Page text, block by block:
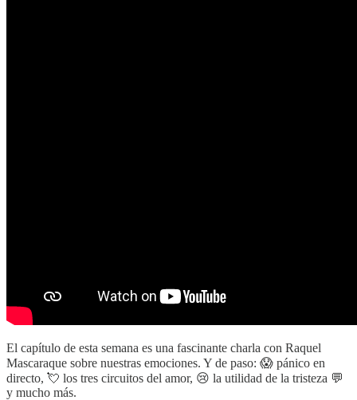
El capítulo de esta semana es una fascinante charla con Raquel
Mascaraque sobre nuestras emociones. Y de paso: 😱 pánico en
directo, 💘 los tres circuitos del amor, 😢 la utilidad de la tristeza 💬
y mucho más.